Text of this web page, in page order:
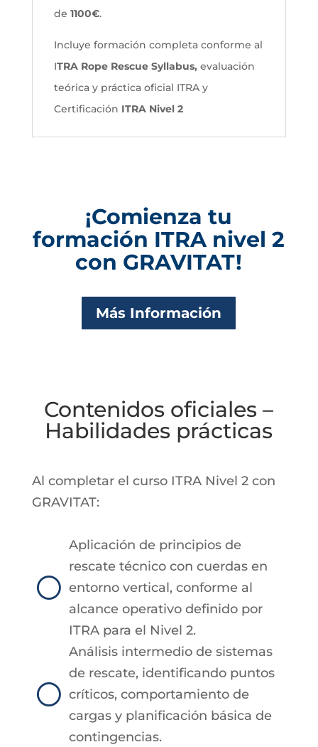
de 1100€.
Incluye formación completa conforme al
ITRA Rope Rescue Syllabus, evaluación
teórica y práctica oficial ITRA y
Certificación ITRA Nivel 2
¡Comienza tu
formación ITRA nivel 2
con GRAVITAT!
Más Información
Contenidos oficiales –
Habilidades prácticas
Al completar el curso ITRA Nivel 2 con
GRAVITAT:
[
Aplicación de principios de
rescate técnico con cuerdas en
entorno vertical, conforme al
alcance operativo definido por
ITRA para el Nivel 2.
[
Análisis intermedio de sistemas
de rescate, identificando puntos
críticos, comportamiento de
cargas y planificación básica de
contingencias.